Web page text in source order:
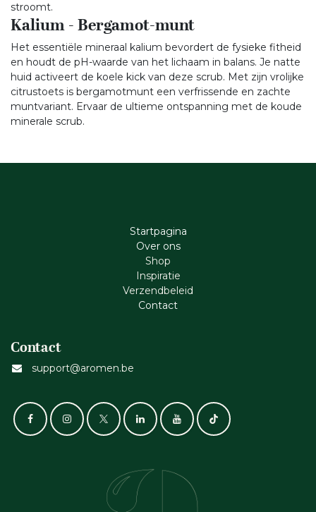
stroomt.
Kalium - Bergamot-munt
Het essentiële mineraal kalium bevordert de fysieke fitheid
en houdt de pH-waarde van het lichaam in balans. Je natte
huid activeert de koele kick van deze scrub. Met zijn vrolijke
citrustoets is bergamotmunt een verfrissende en zachte
muntvariant. Ervaar de ultieme ontspanning met de koude
minerale scrub.
Startpagina
Ove​r​ ons
Shop
Inspiratie
Verzendbeleid
Cont​act
Contact
support@aromen.be